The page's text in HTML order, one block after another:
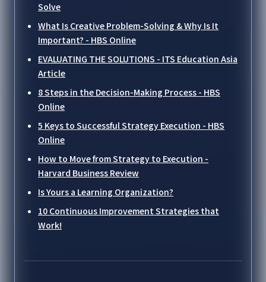
Solve
What Is Creative Problem-Solving & Why Is It
Important? - HBS Online
EVALUATING THE SOLUTIONS - ITS Education Asia
Article
8 Steps in the Decision-Making Process - HBS
Online
5 Keys to Successful Strategy Execution - HBS
Online
How to Move from Strategy to Execution -
Harvard Business Review
Is Yours a Learning Organization?
10 Continuous Improvement Strategies that
Work!